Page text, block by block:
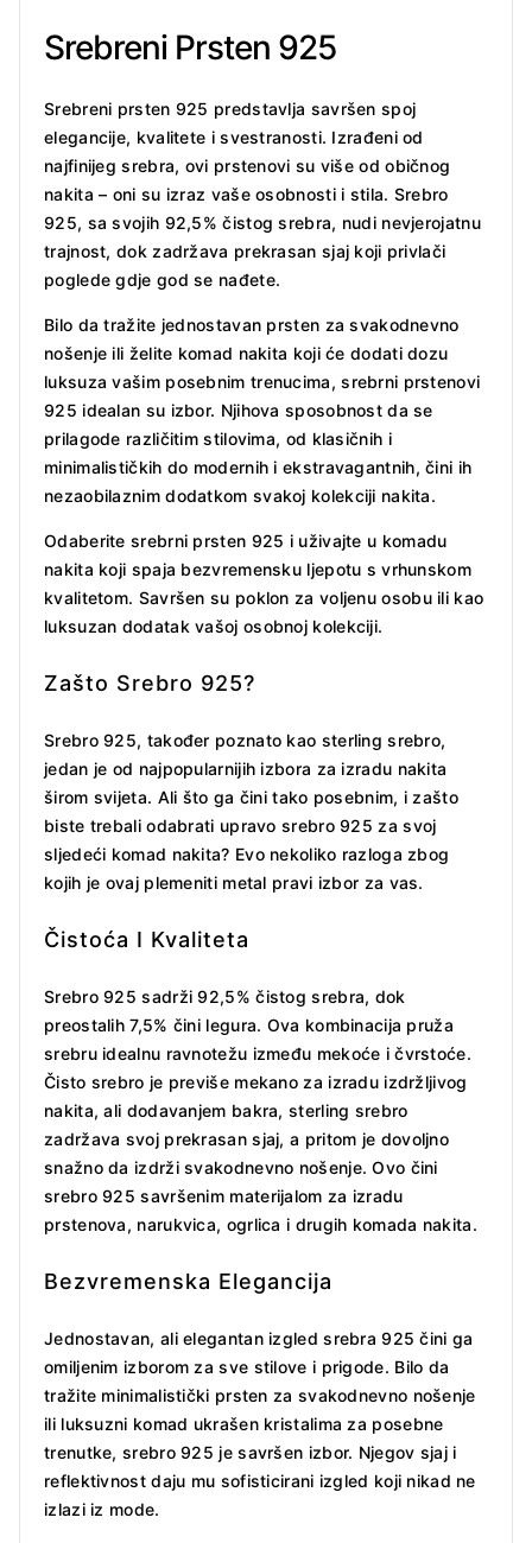
Srebreni Prsten 925
Srebreni prsten 925 predstavlja savršen spoj
elegancije, kvalitete i svestranosti. Izrađeni od
najfinijeg srebra, ovi prstenovi su više od običnog
nakita – oni su izraz vaše osobnosti i stila. Srebro
925, sa svojih 92,5% čistog srebra, nudi nevjerojatnu
trajnost, dok zadržava prekrasan sjaj koji privlači
poglede gdje god se nađete.
Bilo da tražite jednostavan prsten za svakodnevno
nošenje ili želite komad nakita koji će dodati dozu
luksuza vašim posebnim trenucima, srebrni prstenovi
925 idealan su izbor. Njihova sposobnost da se
prilagode različitim stilovima, od klasičnih i
minimalističkih do modernih i ekstravagantnih, čini ih
nezaobilaznim dodatkom svakoj kolekciji nakita.
Odaberite srebrni prsten 925 i uživajte u komadu
nakita koji spaja bezvremensku ljepotu s vrhunskom
kvalitetom. Savršen su poklon za voljenu osobu ili kao
luksuzan dodatak vašoj osobnoj kolekciji.
Zašto Srebro 925?
Srebro 925, također poznato kao sterling srebro,
jedan je od najpopularnijih izbora za izradu nakita
širom svijeta. Ali što ga čini tako posebnim, i zašto
biste trebali odabrati upravo srebro 925 za svoj
sljedeći komad nakita? Evo nekoliko razloga zbog
kojih je ovaj plemeniti metal pravi izbor za vas.
Čistoća I Kvaliteta
Srebro 925 sadrži 92,5% čistog srebra, dok
preostalih 7,5% čini legura. Ova kombinacija pruža
srebru idealnu ravnotežu između mekoće i čvrstoće.
Čisto srebro je previše mekano za izradu izdržljivog
nakita, ali dodavanjem bakra, sterling srebro
zadržava svoj prekrasan sjaj, a pritom je dovoljno
snažno da izdrži svakodnevno nošenje. Ovo čini
srebro 925 savršenim materijalom za izradu
prstenova, narukvica, ogrlica i drugih komada nakita.
Bezvremenska Elegancija
Jednostavan, ali elegantan izgled srebra 925 čini ga
omiljenim izborom za sve stilove i prigode. Bilo da
tražite minimalistički prsten za svakodnevno nošenje
ili luksuzni komad ukrašen kristalima za posebne
trenutke, srebro 925 je savršen izbor. Njegov sjaj i
reflektivnost daju mu sofisticirani izgled koji nikad ne
izlazi iz mode.